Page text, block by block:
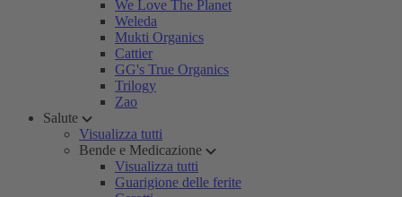
We Love The Planet
Weleda
Mukti Organics
Cattier
GG's True Organics
Trilogy
Zao
Salute
Visualizza tutti
Bende e Medicazione
Visualizza tutti
Guarigione delle ferite